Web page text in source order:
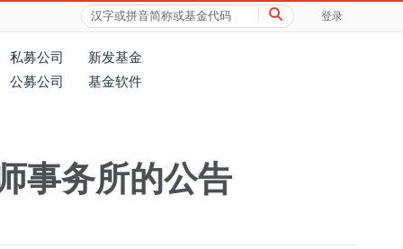
登录
私募公司
新发基金
公募公司
基金软件
事务所的公告